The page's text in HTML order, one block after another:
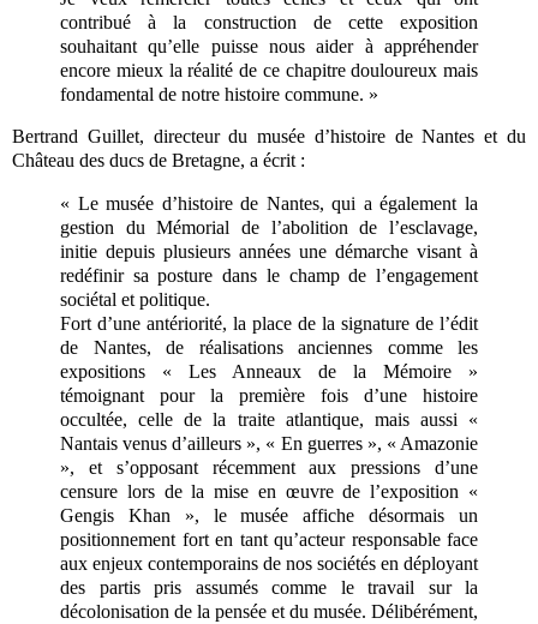
contribué à la construction de cette exposition
souhaitant qu’elle puisse nous aider à appréhender
encore mieux la réalité de ce chapitre douloureux mais
fondamental de notre histoire commune. »
Bertrand Guillet, directeur du musée d’histoire de Nantes et du
Château des ducs de Bretagne, a écrit :
« Le musée d’histoire de Nantes, qui a également la
gestion du Mémorial de l’abolition de l’esclavage,
initie depuis plusieurs années une démarche visant à
redéfinir sa posture dans le champ de l’engagement
sociétal et politique.
Fort d’une antériorité, la place de la signature de l’édit
de Nantes, de réalisations anciennes comme les
expositions « Les Anneaux de la Mémoire »
témoignant pour la première fois d’une histoire
occultée, celle de la traite atlantique, mais aussi «
Nantais venus d’ailleurs », « En guerres », « Amazonie
», et s’opposant récemment aux pressions d’une
censure lors de la mise en œuvre de l’exposition «
Gengis Khan », le musée affiche désormais un
positionnement fort en tant qu’acteur responsable face
aux enjeux contemporains de nos sociétés en déployant
des partis pris assumés comme le travail sur la
décolonisation de la pensée et du musée. Délibérément,